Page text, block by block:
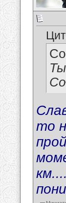
то
км....